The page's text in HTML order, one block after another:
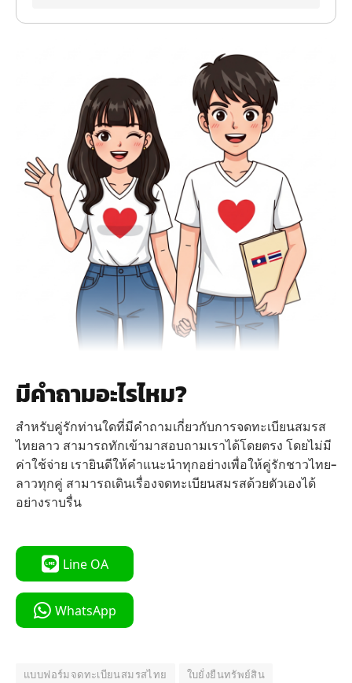
มีคำถามอะไรไหม?
สำหรับคู่รักท่านใดที่มีคำถามเกี่ยวกับการจดทะเบียนสมรส
ไทยลาว สามารถทักเข้ามาสอบถามเราได้โดยตรง โดยไม่มี
ค่าใช้จ่าย เรายินดีให้คำแนะนำทุกอย่างเพื่อให้คู่รักชาวไทย-
ลาวทุกคู่ สามารถเดินเรื่องจดทะเบียนสมรสด้วยตัวเองได้
อย่างราบรื่น
Line OA
WhatsApp
แบบฟอร์มจดทะเบียนสมรสไทย ใบยั่งยืนทรัพย์สิน